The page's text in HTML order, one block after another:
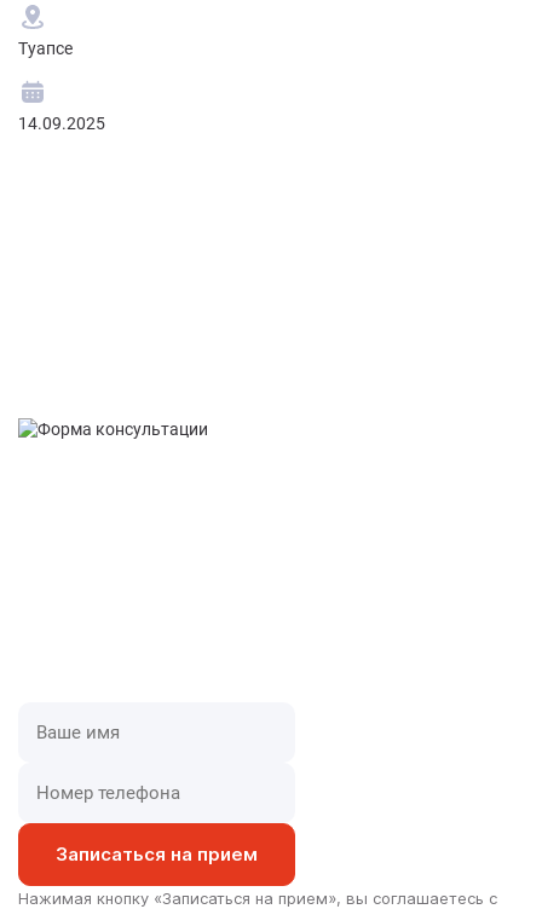
Туапсе
14.09.2025
Записаться на прием
Нажимая кнопку «Записаться на прием», вы соглашаетесь с